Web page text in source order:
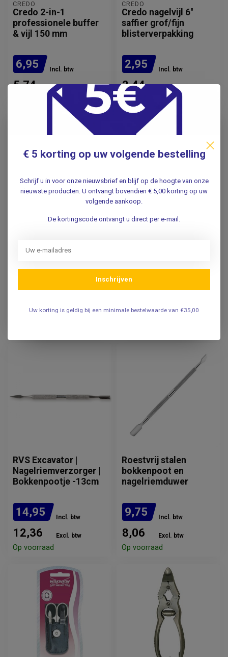
CREDO
Credo 2-in-1
professionele buffer
& vijl 150 mm
6,95 Incl. btw
5,74 Excl. btw
Op voorraad
CREDO
Credo nagelvijl 6''
saffier grof/fijn
blisterverpakking
2,95 Incl. btw
2,44 Excl. btw
Op voorraad
nagelvijltjes 110 mm
2,95
2,44 Excl. btw
10,95
9,05
RVS Excavator |
Nagelriemverzorger |
Bokkenpootje -13cm
14,95 Incl. btw
12,36 Excl. btw
Op voorraad
Roestvrij stalen
bokkenpoot en
nagelriemduwer
9,75 Incl. btw
8,06 Excl. btw
Op voorraad
€ 5 korting op uw volgende bestelling
Schrijf u in voor onze nieuwsbrief en blijf op de hoogte van onze
nieuwste producten. U ontvangt bovendien € 5,00 korting op uw
volgende aankoop.
De kortingscode ontvangt u direct per e-mail.
Inschrijven
Uw korting is geldig bij een minimale bestelwaarde van €35,00